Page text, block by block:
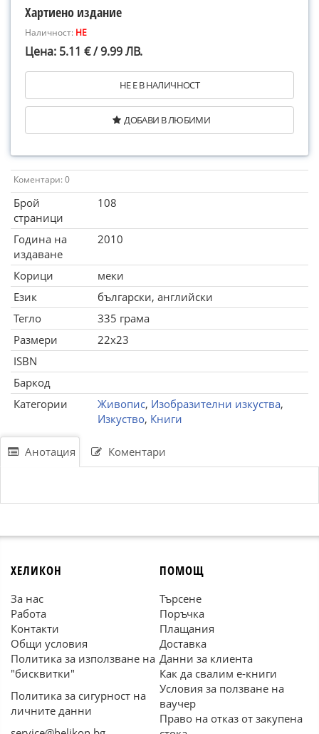
Хартиено издание
Наличност: НЕ
Цена: 5.11 € / 9.99 ЛВ.
НЕ Е В НАЛИЧНОСТ
ДОБАВИ В ЛЮБИМИ
Коментари: 0
Брой
страници
108
Година на
издаване
2010
Корици
меки
Език
български, английски
Тегло
335 грама
Размери
22x23
ISBN
Баркод
Категории
Живопис, Изобразителни изкуства,
Изкуство, Книги
Анотация Коментари
ХЕЛИКОН
За нас
Работа
Контакти
Общи условия
Политика за използване на
"бисквитки"
Политика за сигурност на
личните данни
ПОМОЩ
Търсене
Поръчка
Плащания
Доставка
Данни за клиента
Как да свалим е-книги
Условия за ползване на
ваучер
Право на отказ от закупена